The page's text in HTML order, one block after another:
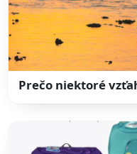
Prečo niektoré